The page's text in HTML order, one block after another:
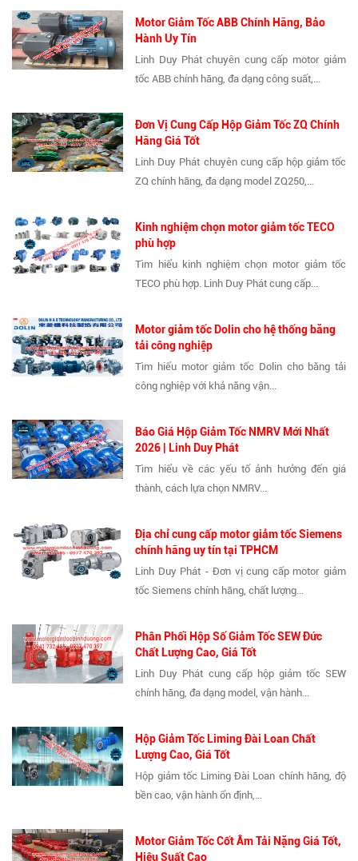
Motor Giảm Tốc ABB Chính Hãng, Bảo
Hành Uy Tín
Linh Duy Phát chuyên cung cấp motor giảm
tốc ABB chính hãng, đa dạng công suất,...
Đơn Vị Cung Cấp Hộp Giảm Tốc ZQ Chính
Hãng Giá Tốt
Linh Duy Phát chuyên cung cấp hộp giảm tốc
ZQ chính hãng, đa dạng model ZQ250,...
Kinh nghiệm chọn motor giảm tốc TECO
phù hợp
Tìm hiểu kinh nghiệm chọn motor giảm tốc
TECO phù hợp. Linh Duy Phát cung cấp...
Motor giảm tốc Dolin cho hệ thống băng
tải công nghiệp
Tìm hiểu motor giảm tốc Dolin cho băng tải
công nghiệp với khả năng vận...
Báo Giá Hộp Giảm Tốc NMRV Mới Nhất
2026 | Linh Duy Phát
Tìm hiểu về các yếu tố ảnh hưởng đến giá
thành, cách lựa chọn NMRV...
Địa chỉ cung cấp motor giảm tốc Siemens
chính hãng uy tín tại TPHCM
Linh Duy Phát - Đơn vị cung cấp motor giảm
tốc Siemens chính hãng, chất lượng...
Phân Phối Hộp Số Giảm Tốc SEW Đức
Chất Lượng Cao, Giá Tốt
Linh Duy Phát cung cấp hộp giảm tốc SEW
chính hãng, đa dạng model, vận hành...
Hộp Giảm Tốc Liming Đài Loan Chất
Lượng Cao, Giá Tốt
Hộp giảm tốc Liming Đài Loan chính hãng, độ
bền cao, vận hành ổn định,...
Motor Giảm Tốc Cốt Âm Tải Nặng Giá Tốt,
Hiệu Suất Cao